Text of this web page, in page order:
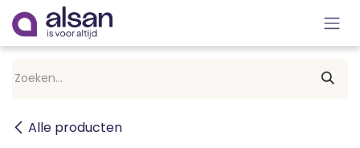
Overslaan naar inhoud
Alle producten